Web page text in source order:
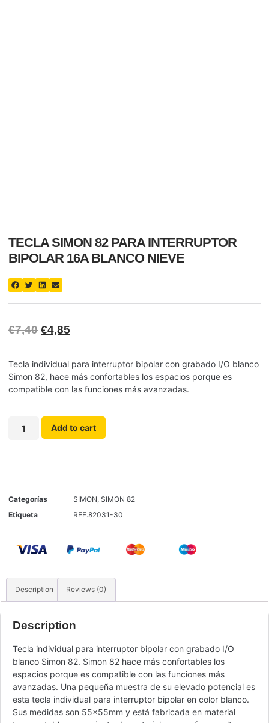
TECLA SIMON 82 PARA INTERRUPTOR
BIPOLAR 16A BLANCO NIEVE
€7,40 €4,85
Tecla individual para interruptor bipolar con grabado I/O blanco
Simon 82, hace más confortables los espacios porque es
compatible con las funciones más avanzadas.
Add to cart
Categorías SIMON, SIMON 82
Etiqueta
REF.82031-30
Description Reviews (0)
Description
Tecla individual para interruptor bipolar con grabado I/O
blanco Simon 82. Simon 82 hace más confortables los
espacios porque es compatible con las funciones más
avanzadas. Una pequeña muestra de su elevado potencial es
esta tecla individual para interruptor bipolar en color blanco.
Sus medidas son 55x55mm y está fabricada en material